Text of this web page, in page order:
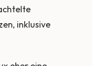
inklusive